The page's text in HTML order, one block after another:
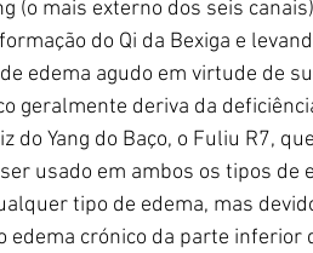
(o mais externo dos seis
do Qi da Bexiga e
edema agudo em virtude de
geralmente deriva da
do Yang do Baço, o Fuliu R7,
usado em ambos os tipos de
tipo de edema, mas
edema crónico da parte inferior